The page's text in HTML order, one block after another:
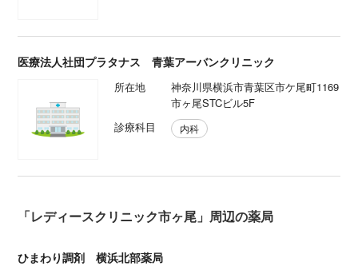
医療法人社団プラタナス 青葉アーバンクリニック
所在地
神奈川県横浜市青葉区市ケ尾町1169
市ヶ尾STCビル5F
診療科目
内科
「レディースクリニック市ヶ尾」周辺の薬局
ひまわり調剤 横浜北部薬局